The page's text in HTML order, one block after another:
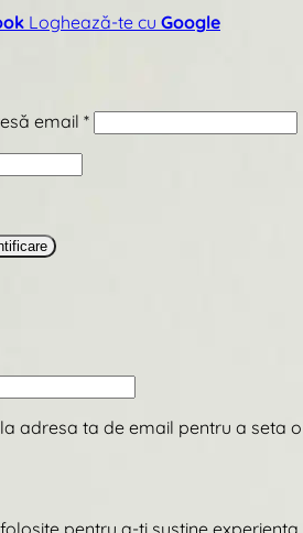
Loghează-te cu Google
email *Obligatoriu
adresa ta de email pentru a seta o
pentru a-ți susține experiența